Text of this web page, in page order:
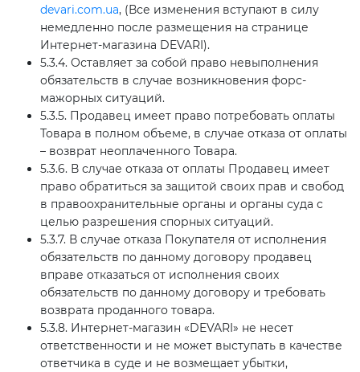
devari.com.ua, (Все изменения вступают в силу
немедленно после размещения на странице
Интернет-магазина DEVARI).
5.3.4. Оставляет за собой право невыполнения
обязательств в случае возникновения форс-
мажорных ситуаций.
5.3.5. Продавец имеет право потребовать оплаты
Товара в полном объеме, в случае отказа от оплаты
– возврат неоплаченного Товара.
5.3.6. В случае отказа от оплаты Продавец имеет
право обратиться за защитой своих прав и свобод
в правоохранительные органы и органы суда с
целью разрешения спорных ситуаций.
5.3.7. В случае отказа Покупателя от исполнения
обязательств по данному договору продавец
вправе отказаться от исполнения своих
обязательств по данному договору и требовать
возврата проданного товара.
5.3.8. Интернет-магазин «DEVARI» не несет
ответственности и не может выступать в качестве
ответчика в суде и не возмещает убытки,